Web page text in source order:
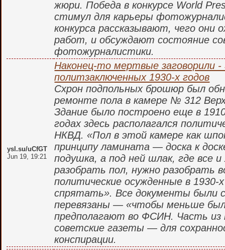
жюри. Победа в конкурсе World
стимул для карьеры
конкурса рассказывают, чего они
работ, и обсуждают состояние
фотожурналистики.
ysl.su/uCfGT
Jun 19, 19:21
Наконец-то мертвые заговорили -
политзаключенных 1930-х годов
Схрон подпольных брошюр был
ремонте пола в камере № 312
Здание было построено еще в
годах здесь располагался
НКВД. «Пол в этой камере как
принципу ламината — доска к
подушка, а под ней шлак, где все
разобрать пол, нужно разобрать
политические осужденные в 1930-
спрятать». Все документы были
перевязаны — «чтобы меньше
предполагают во ФСИН. Часть из
советские газеты — для
конспирации.